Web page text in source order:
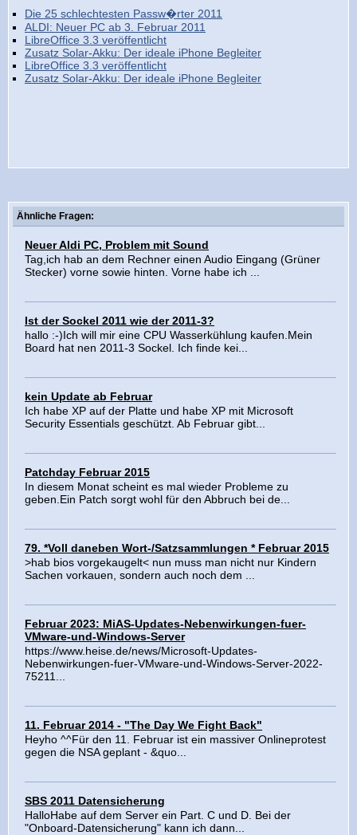
Die 25 schlechtesten Passw�rter 2011
ALDI: Neuer PC ab 3. Februar 2011
LibreOffice 3.3 veröffentlicht
Zusatz Solar-Akku: Der ideale iPhone Begleiter
LibreOffice 3.3 veröffentlicht
Zusatz Solar-Akku: Der ideale iPhone Begleiter
Ähnliche Fragen:
Neuer Aldi PC, Problem mit Sound
Tag,ich hab an dem Rechner einen Audio Eingang (Grüner
Stecker) vorne sowie hinten. Vorne habe ich ...
Ist der Sockel 2011 wie der 2011-3?
hallo :-)Ich will mir eine CPU Wasserkühlung kaufen.Mein
Board hat nen 2011-3 Sockel. Ich finde kei...
kein Update ab Februar
Ich habe XP auf der Platte und habe XP mit Microsoft
Security Essentials geschützt. Ab Februar gibt...
Patchday Februar 2015
In diesem Monat scheint es mal wieder Probleme zu
geben.Ein Patch sorgt wohl für den Abbruch bei de...
79. *Voll daneben Wort-/Satzsammlungen * Februar 2015
>hab bios vorgekaugelt< nun muss man nicht nur Kindern
Sachen vorkauen, sondern auch noch dem ...
Februar 2023: MiAS-Updates-Nebenwirkungen-fuer-
VMware-und-Windows-Server
https://www.heise.de/news/Microsoft-Updates-
Nebenwirkungen-fuer-VMware-und-Windows-Server-2022-
75211...
11. Februar 2014 - "The Day We Fight Back"
Heyho ^^Für den 11. Februar ist ein massiver Onlineprotest
gegen die NSA geplant - &quo...
SBS 2011 Datensicherung
HalloHabe auf dem Server ein Part. C und D. Bei der
"Onboard-Datensicherung" kann ich dann...